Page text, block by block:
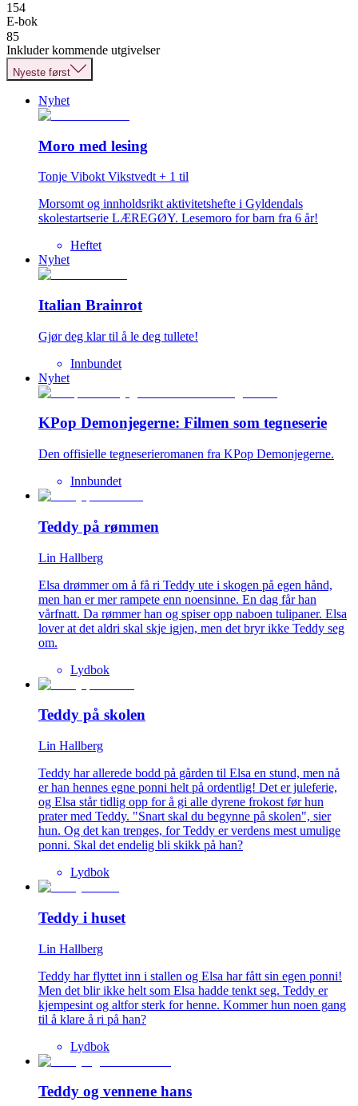
154
E-bok
85
Inkluder kommende utgivelser
Nyeste først
Nyhet
Moro med lesing
Tonje Vibokt Vikstvedt + 1 til
Morsomt og innholdsrikt aktivitetshefte i Gyldendals
skolestartserie LÆREGØY. Lesemoro for barn fra 6 år!
Heftet
Nyhet
Italian Brainrot
Gjør deg klar til å le deg tullete!
Innbundet
Nyhet
KPop Demonjegerne: Filmen som tegneserie
Den offisielle tegneserieromanen fra KPop Demonjegerne.
Innbundet
Teddy på rømmen
Lin Hallberg
Elsa drømmer om å få ri Teddy ute i skogen på egen hånd,
men han er mer rampete enn noensinne. En dag får han
vårfnatt. Da rømmer han og spiser opp naboen tulipaner. Elsa
lover at det aldri skal skje igjen, men det bryr ikke Teddy seg
om.
Lydbok
Teddy på skolen
Lin Hallberg
Teddy har allerede bodd på gården til Elsa en stund, men nå
er han hennes egne ponni helt på ordentlig! Det er juleferie,
og Elsa står tidlig opp for å gi alle dyrene frokost før hun
prater med Teddy. "Snart skal du begynne på skolen", sier
hun. Og det kan trenges, for Teddy er verdens mest umulige
ponni. Skal det endelig bli skikk på han?
Lydbok
Teddy i huset
Lin Hallberg
Teddy har flyttet inn i stallen og Elsa har fått sin egen ponni!
Men det blir ikke helt som Elsa hadde tenkt seg. Teddy er
kjempesint og altfor sterk for henne. Kommer hun noen gang
til å klare å ri på han?
Lydbok
Teddy og vennene hans